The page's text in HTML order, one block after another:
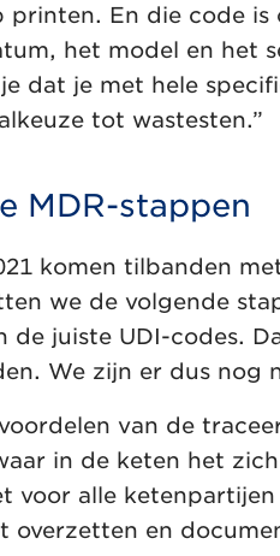
printen. En die code
het model en het
dat je met hele
tot wastesten.”
MDR-stappen
komen tilbanden
we de volgende
de juiste UDI-codes.
We zijn er dus nog
van de
in de keten het
voor alle
overzetten en